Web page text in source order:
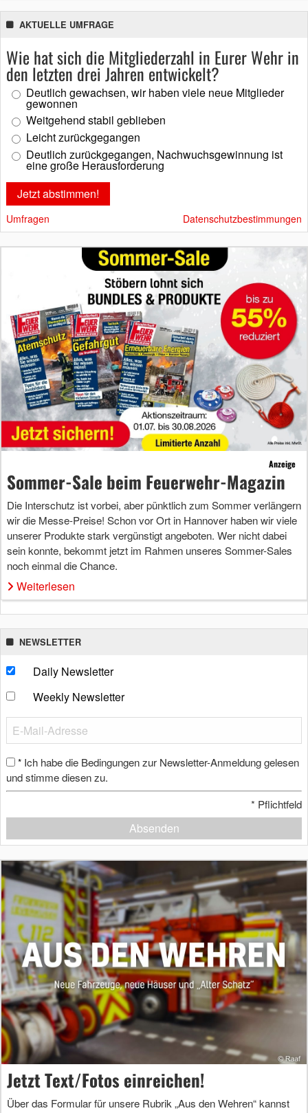
AKTUELLE UMFRAGE
Wie hat sich die Mitgliederzahl in Eurer Wehr in
den letzten drei Jahren entwickelt?
Deutlich gewachsen, wir haben viele neue Mitglieder
gewonnen
Weitgehend stabil geblieben
Leicht zurückgegangen
Deutlich zurückgegangen, Nachwuchsgewinnung ist
eine große Herausforderung
Umfragen Datenschutzbestimmungen
Anzeige
Sommer-Sale beim Feuerwehr-Magazin
Die Interschutz ist vorbei, aber pünktlich zum Sommer verlängern
wir die Messe-Preise! Schon vor Ort in Hannover haben wir viele
unserer Produkte stark vergünstigt angeboten. Wer nicht dabei
sein konnte, bekommt jetzt im Rahmen unseres Sommer-Sales
noch einmal die Chance.
Weiterlesen
NEWSLETTER
Daily Newsletter
Weekly Newsletter
* Ich habe die Bedingungen zur Newsletter-Anmeldung gelesen
und stimme diesen zu.
* Pflichtfeld
Absenden
Jetzt Text/Fotos einreichen!
Über das Formular für unsere Rubrik „Aus den Wehren“ kannst